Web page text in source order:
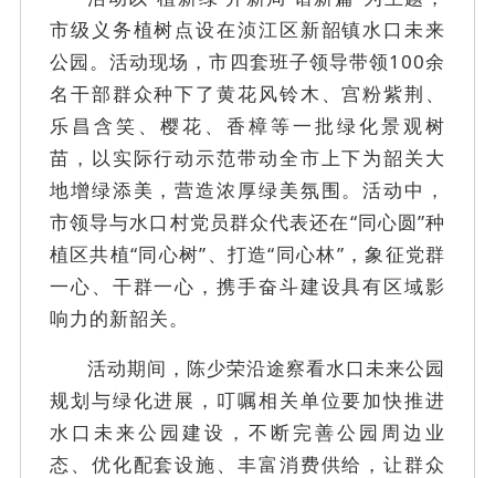
市级义务植树点设在浈江区新韶镇水口未来
公园。活动现场，市四套班子领导带领100余
名干部群众种下了黄花风铃木、宫粉紫荆、
乐昌含笑、樱花、香樟等一批绿化景观树
苗，以实际行动示范带动全市上下为韶关大
地增绿添美，营造浓厚绿美氛围。活动中，
市领导与水口村党员群众代表还在“同心圆”种
植区共植“同心树”、打造“同心林”，象征党群
一心、干群一心，携手奋斗建设具有区域影
响力的新韶关。
活动期间，陈少荣沿途察看水口未来公园
规划与绿化进展，叮嘱相关单位要加快推进
水口未来公园建设，不断完善公园周边业
态、优化配套设施、丰富消费供给，让群众